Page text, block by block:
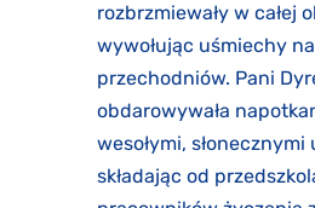
rozbrzmiewały w całej
wywołując uśmiechy
przechodniów. Pani
obdarowywała
wesołymi,
składając od